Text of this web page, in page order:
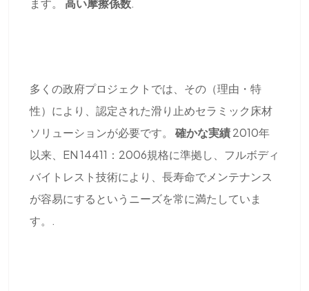
多くの政府プロジェクトでは、その（理由・特
性）により、認定された滑り止めセラミック床材
ソリューションが必要です。 確かな実績2010年
以来、EN 14411：2006規格に準拠し、フルボディ
バイ​​トレスト技術により、長寿命でメンテナンス
が容易にするというニーズを常に満たしていま
す。.